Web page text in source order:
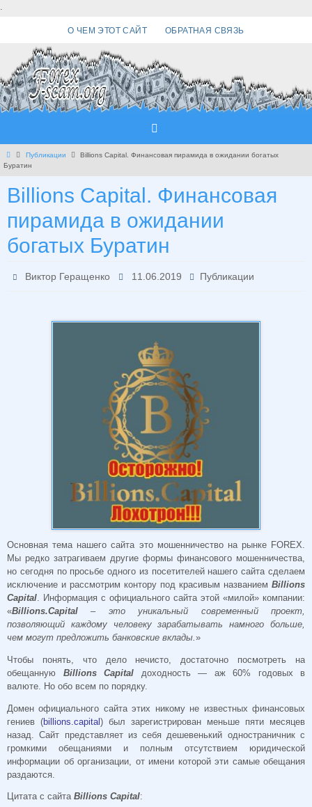
.
О ЧЕМ ЭТОТ САЙТ ОБРАТНАЯ СВЯЗЬ
Главная
Публикации
Billions Capital. Финансовая пирамида в ожидании богатых
Буратин
Billions Capital. Финансовая
пирамида в ожидании
богатых Буратин
Виктор Геращенко 11.06.2019 Публикации
Основная тема нашего сайта это мошенничество на рынке FOREX.
Мы редко затрагиваем другие формы финансового мошенничества,
но сегодня по просьбе одного из посетителей нашего сайта сделаем
исключение и рассмотрим контору под красивым названием Billions
Capital. Информация с официального сайта этой «милой» компании:
«Billions.Capital – это уникальный современный проект,
позволяющий каждому человеку зарабатывать намного больше,
чем могут предложить банковские вклады.»
Чтобы понять, что дело нечисто, достаточно посмотреть на
обещанную Billions Capital доходность — аж 60% годовых в
валюте. Но обо всем по порядку.
Домен официального сайта этих никому не известных финансовых
гениев (billions.capital) был зарегистрирован меньше пяти месяцев
назад. Сайт представляет из себя дешевенький одностраничник с
громкими обещаниями и полным отсутствием юридической
информации об организации, от имени которой эти самые обещания
раздаются.
Цитата с сайта Billions Capital: